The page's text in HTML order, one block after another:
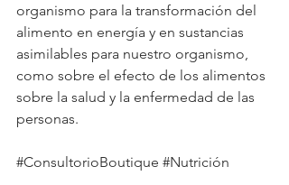
organismo para la transformación del
alimento en energía y en sustancias
asimilables para nuestro organismo,
como sobre el efecto de los alimentos
sobre la salud y la enfermedad de las
personas.
#ConsultorioBoutique #Nutrición